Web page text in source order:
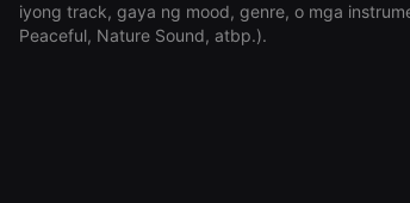
iyong track, gaya ng mood, genre, o mga
Peaceful, Nature Sound, atbp.).